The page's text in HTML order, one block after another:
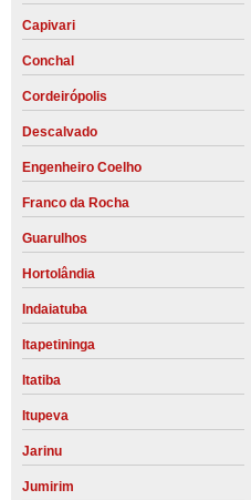
Capivari
Conchal
Cordeirópolis
Descalvado
Engenheiro Coelho
Franco da Rocha
Guarulhos
Hortolândia
Indaiatuba
Itapetininga
Itatiba
Itupeva
Jarinu
Jumirim